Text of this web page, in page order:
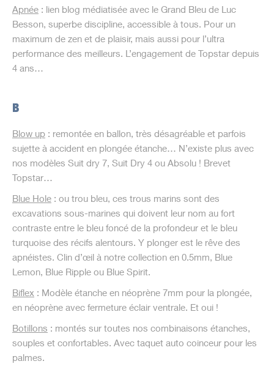
Apnée : lien blog médiatisée avec le Grand Bleu de Luc
Besson, superbe discipline, accessible à tous. Pour un
maximum de zen et de plaisir, mais aussi pour l’ultra
performance des meilleurs. L’engagement de Topstar depuis
4 ans…
B
Blow up : remontée en ballon, très désagréable et parfois
sujette à accident en plongée étanche… N’existe plus avec
nos modèles Suit dry 7, Suit Dry 4 ou Absolu ! Brevet
Topstar…
Blue Hole : ou trou bleu, ces trous marins sont des
excavations sous-marines qui doivent leur nom au fort
contraste entre le bleu foncé de la profondeur et le bleu
turquoise des récifs alentours. Y plonger est le rêve des
apnéistes. Clin d’œil à notre collection en 0.5mm, Blue
Lemon, Blue Ripple ou Blue Spirit.
Biflex : Modèle étanche en néoprène 7mm pour la plongée,
en néoprène avec fermeture éclair ventrale. Et oui !
Botillons : montés sur toutes nos combinaisons étanches,
souples et confortables. Avec taquet auto coinceur pour les
palmes.